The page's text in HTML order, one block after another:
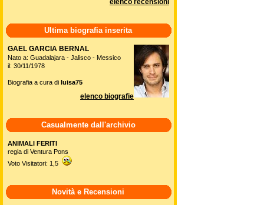
elenco recensioni
Ultima biografia inserita
GAEL GARCIA BERNAL
Nato a: Guadalajara - Jalisco - Messico
il: 30/11/1978
Biografia a cura di luisa75
elenco biografie
Casualmente dall'archivio
ANIMALI FERITI
regia di Ventura Pons
Voto Visitatori: 1,5
Novità e Recensioni